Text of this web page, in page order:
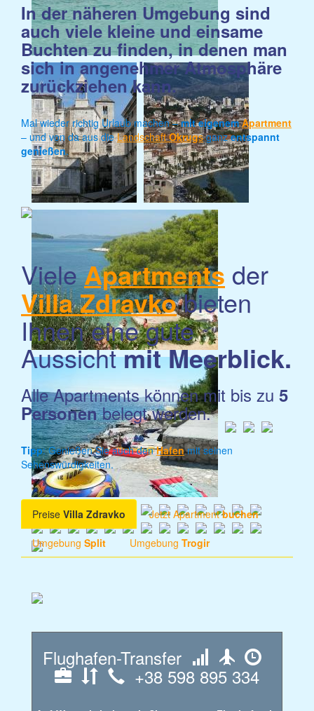
In der näheren Umgebung sind
auch viele kleine und einsame
Buchten zu finden, in denen man
sich in angenehmer Atmosphäre
zurückziehen kann.
Mal wieder richtig Urlaub machen –mit eigenemApartment
– und von da aus dieLandschaftOkrugsganzentspannt
genießen.
VieleApartments der
Villa Zdravkobieten
Ihnen eine gute
Aussichtmit Meerblick.
Alle Apartments können mit bis zu 5
Personenbelegt werden.
Tipp: Genießen Sie auch denHafenmit seinen
Sehenswürdigkeiten.
Preise Villa Zdravko Jetzt Apartmentbuchen
Umgebung Split Umgebung Trogir
Flughafen-Transfer
+38 598 895 334